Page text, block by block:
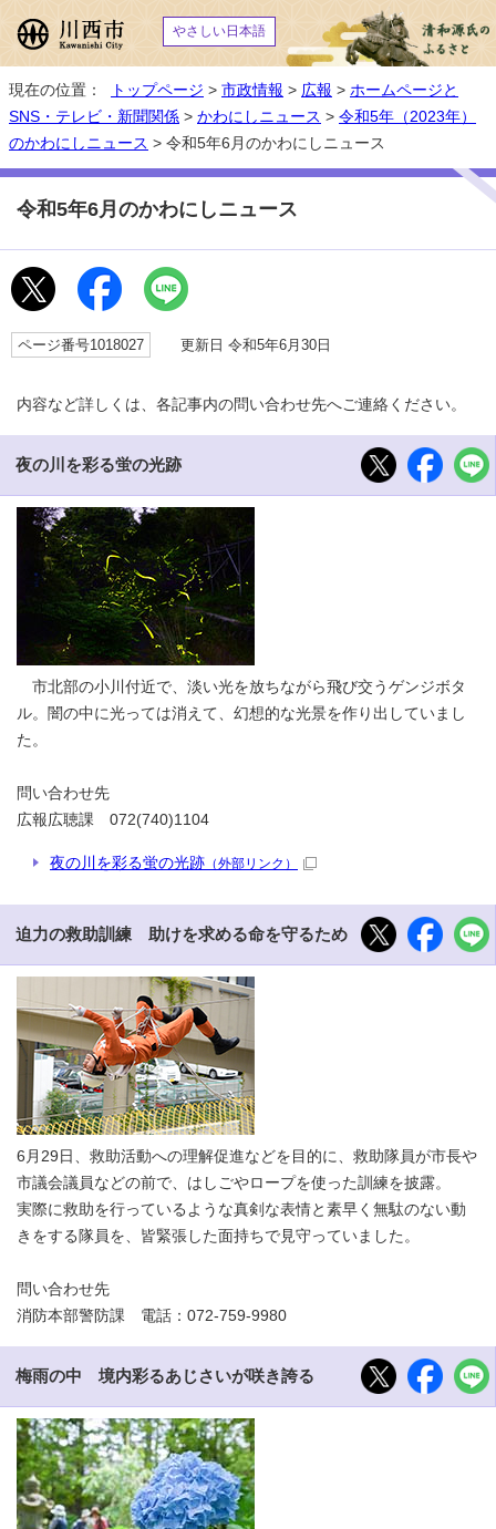
やさしい日本語
現在の位置： トップページ > 市政情報 > 広報 > ホームページと
SNS・テレビ・新聞関係 > かわにしニュース > 令和5年（2023年）
のかわにしニュース > 令和5年6月のかわにしニュース
令和5年6月のかわにしニュース
ページ番号1018027 更新日 令和5年6月30日
内容など詳しくは、各記事内の問い合わせ先へご連絡ください。
夜の川を彩る蛍の光跡
市北部の小川付近で、淡い光を放ちながら飛び交うゲンジボタ
ル。闇の中に光っては消えて、幻想的な光景を作り出していまし
た。
問い合わせ先
広報広聴課 072(740)1104
夜の川を彩る蛍の光跡 （外部リンク）
迫力の救助訓練 助けを求める命を守るため
6月29日、救助活動への理解促進などを目的に、救助隊員が市長や
市議会議員などの前で、はしごやロープを使った訓練を披露。
実際に救助を行っているような真剣な表情と素早く無駄のない動
きをする隊員を、皆緊張した面持ちで見守っていました。
問い合わせ先
消防本部警防課 電話：072-759-9980
梅雨の中 境内彩るあじさいが咲き誇る